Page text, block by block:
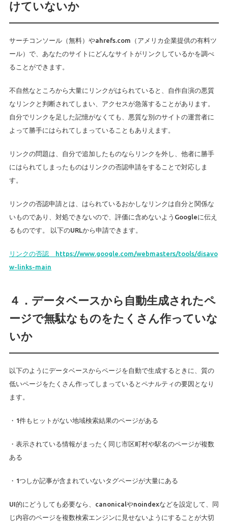
けていないか
サーチコンソール（無料）やahrefs.com（アメリカ企業提供の有料ツ
ール）で、あなたのサイトにどんなサイトがリンクしているかを調べ
ることができます。
不自然なところから大量にリンクがはられていると、自作自演の悪質
なリンクと判断されてしまい、アクセスが急落することがあります。
自分でリンクを足した記憶がなくても、悪質な別のサイトの運営者に
よって勝手にはられてしまっていることもありえます。
リンクの問題は、自分で追加したものならリンクを外し、他者に勝手
にはられてしまったものはリンクの否認申請をすることで対応しま
す。
リンクの否認申請とは、はられているおかしなリンクは自分と関係な
いものであり、対処できないので、評価に含めないようGoogleに伝え
るものです。 以下のURLから申請できます。
リンクの否認 https://www.google.com/webmasters/tools/disavo
w-links-main
４．データベースから自動生成されたペ
ージで無駄なものをたくさん作っていな
いか
以下のようにデータベースからページを自動で生成するときに、質の
低いページをたくさん作ってしまっているとペナルティの要因となり
ます。
・1件もヒットがない地域検索結果のページがある
・表示されている情報がまったく同じ市区町村や駅名のページが複数
ある
・1つしか記事が含まれていないタグページが大量にある
UI的にどうしても必要なら、canonicalやnoindexなどを設定して、同
じ内容のページを複数検索エンジンに見せないようにすることが大切